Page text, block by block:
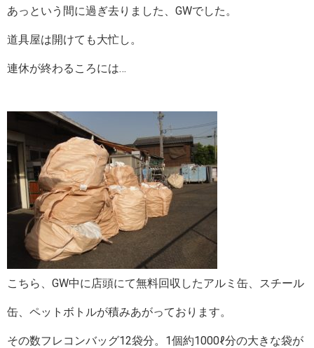
あっという間に過ぎ去りました、GWでした。
道具屋は開けても大忙し。
連休が終わるころには…
こちら、GW中に店頭にて無料回収したアルミ缶、スチール
缶、ペットボトルが積みあがっております。
その数フレコンバッグ12袋分。1個約1000ℓ分の大きな袋が